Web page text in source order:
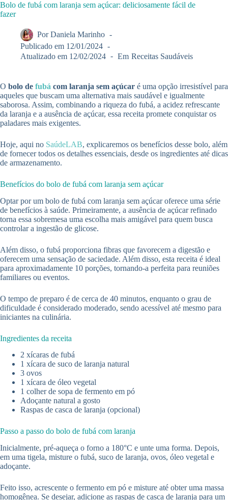
Bolo de fubá com laranja sem açúcar: deliciosamente fácil de
fazer
Por Daniela Marinho
Publicado em 12/01/2024
Atualizado em 12/02/2024 Em Receitas Saudáveis
O bolo de fubá com laranja sem açúcar é uma opção irresistível para
aqueles que buscam uma alternativa mais saudável e igualmente
saborosa. Assim, combinando a riqueza do fubá, a acidez refrescante
da laranja e a ausência de açúcar, essa receita promete conquistar os
paladares mais exigentes.
Hoje, aqui no SaúdeLAB, explicaremos os benefícios desse bolo, além
de fornecer todos os detalhes essenciais, desde os ingredientes até dicas
de armazenamento.
Benefícios do bolo de fubá com laranja sem açúcar
Optar por um bolo de fubá com laranja sem açúcar oferece uma série
de benefícios à saúde. Primeiramente, a ausência de açúcar refinado
torna essa sobremesa uma escolha mais amigável para quem busca
controlar a ingestão de glicose.
Além disso, o fubá proporciona fibras que favorecem a digestão e
oferecem uma sensação de saciedade. Além disso, esta receita é ideal
para aproximadamente 10 porções, tornando-a perfeita para reuniões
familiares ou eventos.
O tempo de preparo é de cerca de 40 minutos, enquanto o grau de
dificuldade é considerado moderado, sendo acessível até mesmo para
iniciantes na culinária.
Ingredientes da receita
2 xícaras de fubá
1 xícara de suco de laranja natural
3 ovos
1 xícara de óleo vegetal
1 colher de sopa de fermento em pó
Adoçante natural a gosto
Raspas de casca de laranja (opcional)
Passo a passo do bolo de fubá com laranja
Inicialmente, pré-aqueça o forno a 180°C e unte uma forma. Depois,
em uma tigela, misture o fubá, suco de laranja, ovos, óleo vegetal e
adoçante.
Feito isso, acrescente o fermento em pó e misture até obter uma massa
homogênea. Se desejar, adicione as raspas de casca de laranja para um